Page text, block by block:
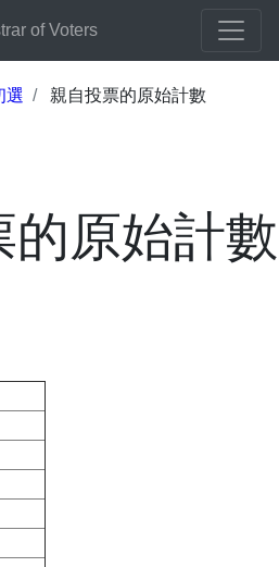
of Voters
選 親自投票的原始計數
的原始計數